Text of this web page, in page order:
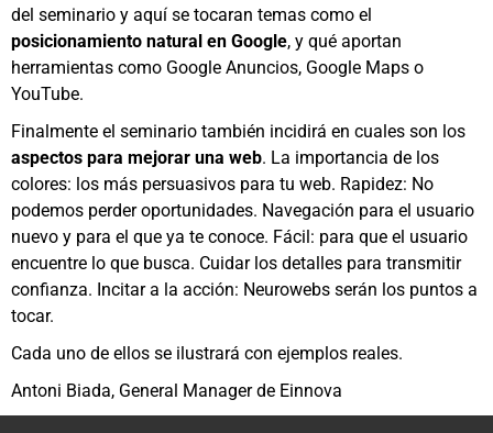
del seminario y aquí se tocaran temas como el
posicionamiento natural en Google, y qué aportan
herramientas como Google Anuncios, Google Maps o
YouTube.
Finalmente el seminario también incidirá en cuales son los
aspectos para mejorar una web. La importancia de los
colores: los más persuasivos para tu web. Rapidez: No
podemos perder oportunidades. Navegación para el usuario
nuevo y para el que ya te conoce. Fácil: para que el usuario
encuentre lo que busca. Cuidar los detalles para transmitir
confianza. Incitar a la acción: Neurowebs serán los puntos a
tocar.
Cada uno de ellos se ilustrará con ejemplos reales.
Antoni Biada, General Manager de Einnova